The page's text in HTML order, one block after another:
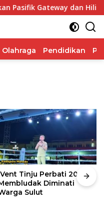
Gateway dan Hilirisasi
Olahraga Pendidikan
Tinju Perbati 2026
Diminati
Sulut